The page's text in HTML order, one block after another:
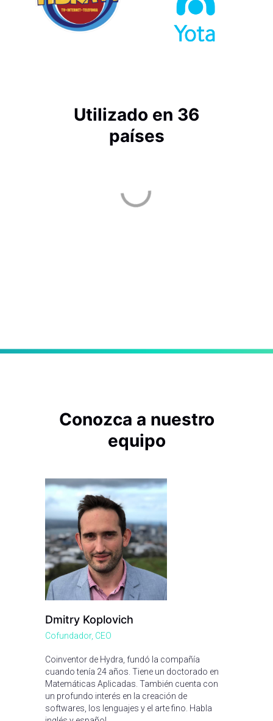
Utilizado en 36
países
Conozca a nuestro
equipo
Dmitry Koplovich
Cofundador, CEO
Coinventor de Hydra, fundó la compañía
cuando tenía 24 años. Tiene un doctorado en
Matemáticas Aplicadas. También cuenta con
un profundo interés en la creación de
softwares, los lenguajes y el arte fino. Habla